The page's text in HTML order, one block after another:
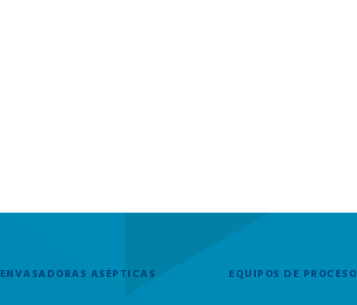
ENVASADORAS ASÉPTICAS EQUIPOS DE PROCESO